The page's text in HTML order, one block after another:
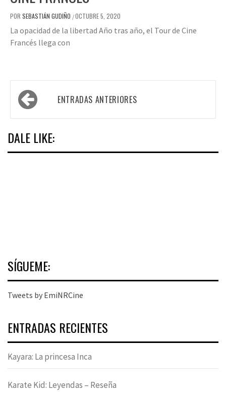
POR SEBASTIÁN GUDIÑO /OCTUBRE 5, 2020
La opacidad de la libertad Año tras año, el Tour de Cine
Francés llega con
Navegación
de
entradas
ENTRADAS ANTERIORES
DALE LIKE:
SÍGUEME:
Tweets by EmiNRCine
ENTRADAS RECIENTES
Kayara: La princesa Inca
Karate Kid: Leyendas – Reseña